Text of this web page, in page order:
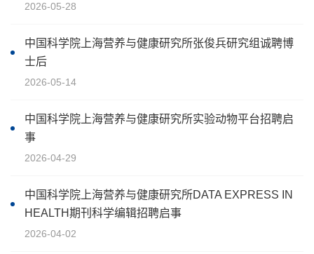
2026-05-28
中国科学院上海营养与健康研究所张俊兵研究组诚聘博
士后
2026-05-14
中国科学院上海营养与健康研究所实验动物平台招聘启
事
2026-04-29
中国科学院上海营养与健康研究所DATA EXPRESS IN
HEALTH期刊科学编辑招聘启事
2026-04-02